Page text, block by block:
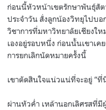
ก่อนนี้หัวหน้าเขตรักษาพันธุ์สั
ประจำวัน สั่งลูกน้องวิทยุไปบอ
วิชาการที่มหาวิทยาลัยเชียงใ
เองอยู่รอบหนึ่ง ก่อนนั้นเขาเค
การยกเลิกนัดหมายครั้งนี้
เขาตัดสินใจแน่วแน่ที่จะอยู่ “ที่
ผ่านหัวค่ำ เหล้านอกเลิศรสที่